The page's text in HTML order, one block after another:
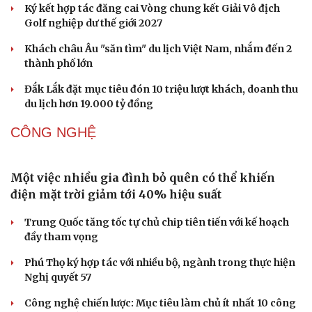
VĂN HÓA
Ba phim Việt cùng “đổ bộ” phòng vé tháng 8, đối
đầu loạt bom tấn ngoại
Thanh âm vượt đại dương: Chuyện chưa kể về bản tình
ca từ chốn ngục tù Côn Đảo
Hoa hậu Thế giới Miss World 2026 sẽ khai mạc tại Quảng
Ngoại giao văn hóa mở rộng không gian hợp tác Việt
Nam - Tanzania
Huế: Nhà Moong người Pa Cô được công nhận di tích
lịch sử
DU LỊCH
Nhặt bỏ 'hạt sạn' để làng biển Đắk Lắk giữ chân